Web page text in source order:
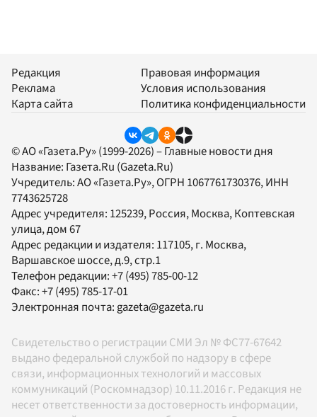
Редакция
Реклама
Карта сайта
Правовая информация
Условия использования
Политика конфиденциальности
© АО «Газета.Ру» (1999-2026) – Главные новости дня
Название: Газета.Ru (Gazeta.Ru)
Учредитель:АО «Газета.Ру», ОГРН 1067761730376, ИНН
7743625728
Адрес учредителя: 125239, Россия, Москва, Коптевская
улица, дом 67
Адрес редакции и издателя: 117105, г. Москва,
Варшавское шоссе, д.9, стр.1
Телефон редакции:+7 (495) 785-00-12
Факс:+7 (495) 785-17-01
Электронная почта: gazeta@gazeta.ru
Свидетельство о регистрации СМИ Эл № ФС77-67642
выдано федеральной службой по надзору в сфере
связи, информационных технологий и массовых
коммуникаций (Роскомнадзор) 10.11.2016 г. Редакция не
несет ответственности за достоверность информации,